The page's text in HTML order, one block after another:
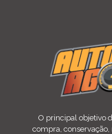
O principal objetivo
compra,